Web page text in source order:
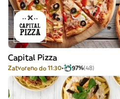
Capital Pizza
Zatvoreno do 11:30 97%(48)